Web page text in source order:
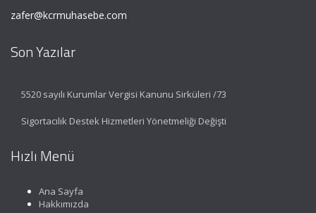
zafer@kcrmuhasebe.com
Son Yazılar
5520 sayılı Kurumlar Vergisi Kanunu Sirküleri /73
Sigortacılık Destek Hizmetleri Yönetmeliği Değişti
Hızlı Menü
Ana Sayfa
Hakkımızda